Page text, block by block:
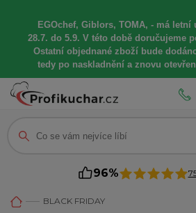
EGOchef, Giblors, TOMA, - má letní
28.7. do 5.9. V této době doručujeme
Ostatní objednané zboží bude
tedy po naskladnění a znovu
96%
BLACK FRIDAY